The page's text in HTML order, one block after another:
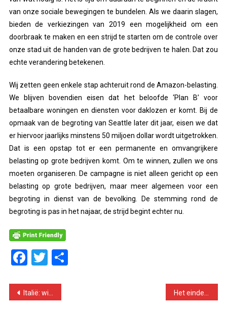
van onze sociale bewegingen te bundelen. Als we daarin slagen,
bieden de verkiezingen van 2019 een mogelijkheid om een
doorbraak te maken en een strijd te starten om de controle over
onze stad uit de handen van de grote bedrijven te halen. Dat zou
echte verandering betekenen.
Wij zetten geen enkele stap achteruit rond de Amazon-belasting.
We blijven bovendien eisen dat het beloofde ‘Plan B’ voor
betaalbare woningen en diensten voor daklozen er komt. Bij de
opmaak van de begroting van Seattle later dit jaar, eisen we dat
er hiervoor jaarlijks minstens 50 miljoen dollar wordt uitgetrokken.
Dat is een opstap tot er een permanente en omvangrijkere
belasting op grote bedrijven komt. Om te winnen, zullen we ons
moeten organiseren. De campagne is niet alleen gericht op een
belasting op grote bedrijven, maar meer algemeen voor een
begroting in dienst van de bevolking. De stemming rond de
begroting is pas in het najaar, de strijd begint echter nu.
Facebook
Twitter
Delen
Bericht
Italië: winsthonger verantwoordelijk voor brugramp